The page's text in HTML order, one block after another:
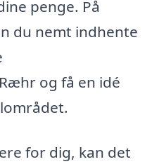
penge. På
du nemt indhente
og få en idé
for dig, kan det